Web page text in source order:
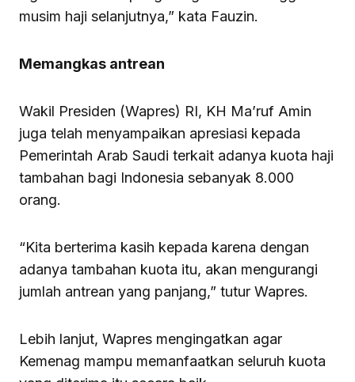
musim haji selanjutnya,” kata Fauzin.
Memangkas antrean
Wakil Presiden (Wapres) RI, KH Ma’ruf Amin
juga telah menyampaikan apresiasi kepada
Pemerintah Arab Saudi terkait adanya kuota haji
tambahan bagi Indonesia sebanyak 8.000
orang.
“Kita berterima kasih kepada karena dengan
adanya tambahan kuota itu, akan mengurangi
jumlah antrean yang panjang,” tutur Wapres.
Lebih lanjut, Wapres mengingatkan agar
Kemenag mampu memanfaatkan seluruh kuota